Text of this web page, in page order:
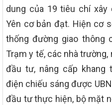
dung của 19 tiêu chí xây
Yên cơ bản đạt. Hiện cơ
thống đường giao thông
Trạm y tế, các nhà
đầu tư, nâng cấp khang
điện chiếu sáng được
đầu tư thực hiện, bộ mặt